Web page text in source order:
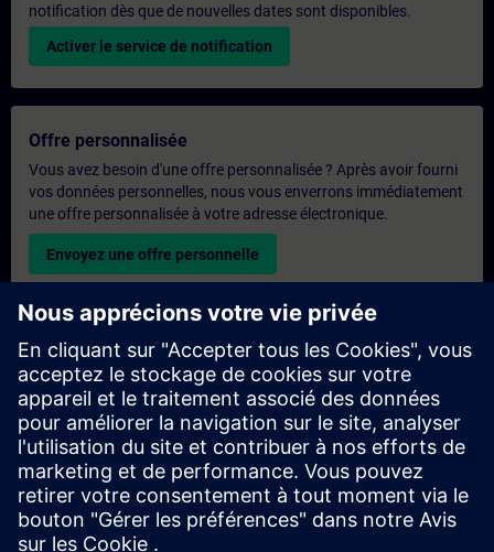
notification dès que de nouvelles dates sont disponibles.
Activer le service de notification
Offre personnalisée
Vous avez besoin d'une offre personnalisée ? Après avoir fourni
vos données personnelles, nous vous enverrons immédiatement
une offre personnalisée à votre adresse électronique.
Envoyez une offre personnelle
Demande de formation exclusive
Veuillez remplir le formulaire ci-dessous si vous souhaitez
obtenir un devis pour une formation exclusive, que ce soit sur
site, en ligne ou dans notre centre de formation SITRAIN. Ce
type de demande convient aux groupes plus importants (6
personnes ou plus). Après avoir fourni vos coordonnées et vos
besoins en matière de formation, vous recevrez un devis de
notre part.
Demander un devis exclusif